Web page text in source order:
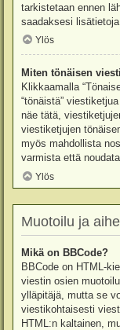
tarkistetaan ennen
saadaksesi lisätietoja.
Ylös
Miten tönäisen
Klikkaamalla
“tönäistä”
näe tätä,
viestiketjujen
myös mahdollista
varmista että
Ylös
Muotoilu ja
Mikä on BBCode?
BBCode on HTML-
viestin osien
ylläpitäjä, mutta se
viestikohtaisesti
HTML:n kaltainen,